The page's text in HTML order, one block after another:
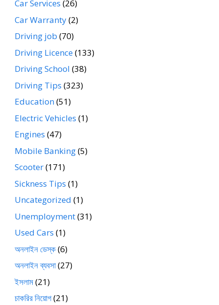
Car Services (26)
Car Warranty(2)
Driving job (70)
Driving Licence(133)
Driving School (38)
Driving Tips (323)
Education(51)
Electric Vehicles (1)
Engines (47)
Mobile Banking(5)
Scooter(171)
Sickness Tips (1)
Uncategorized (1)
Unemployment(31)
Used Cars (1)
অনলাইন ডেস্ক(6)
অনলাইন ব্যবসা(27)
ইসলাম(21)
চাকরির নিয়োগ(21)